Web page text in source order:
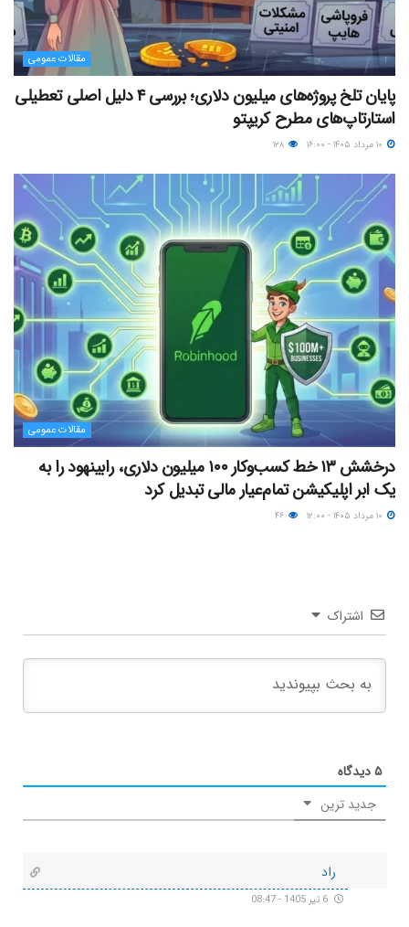
مقالات عمومی
پایان تلخ پروژه‌های میلیون دلاری؛ بررسی ۴ دلیل اصلی تعطیلی
استارتاپ‌های مطرح کریپتو
مقالات عمومی
درخشش ۱۳ خط کسب‌وکار ۱۰۰ میلیون دلاری، رابینهود را به
یک ابر اپلیکیشن تمام‌عیار مالی تبدیل کرد
اشتراک
۵دیدگاه
جدید ترین
راد